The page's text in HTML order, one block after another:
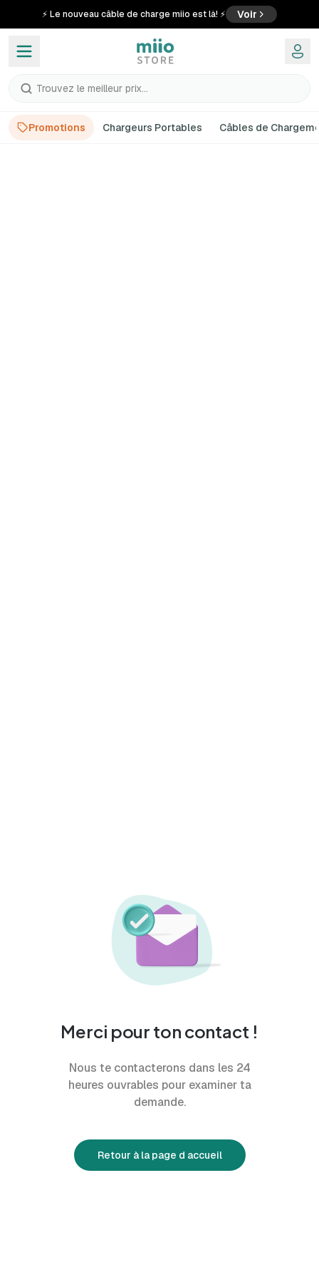
⚡ Le nouveau câble de charge miio est là! ⚡ Voir
Trouvez le meilleur prix...
Promotions Chargeurs Portables Câbles de
Merci pour ton contact !
Nous te contacterons dans les 24
heures ouvrables pour examiner ta
demande.
Retour à la page d accueil